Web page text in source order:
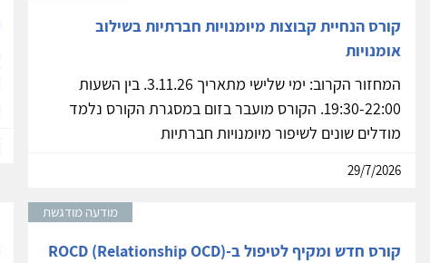
קורס הנחיית קבוצות מיומנויות חברתיות בשילוב
אומנויות
המחזור הקרוב: ימי שלישי מתאריך 3.11.26. בין השעות
19:30-22:00. הקורס מועבר בזום במסגרת הקורס נלמד
מודלים שונים לשיפור מיומנויות חברתיות
29/7/2026
מודעה מודגשת
קורס חדש ומקיף לטיפול ב-ROCD (Relationship OCD)